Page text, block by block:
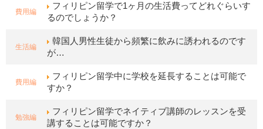
費用編
フィリピン留学で1ヶ月の生活費ってどれぐらいす
るのでしょうか？
生活編
韓国人男性生徒から頻繁に飲みに誘われるのです
が…
費用編
フィリピン留学中に学校を延長することは可能で
すか？
勉強編
フィリピン留学でネイティブ講師のレッスンを受
講することは可能ですか？